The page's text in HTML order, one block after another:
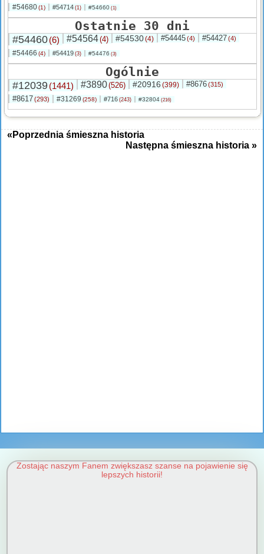
#54680(1) #54714 (1) #54660 (1)
Ostatnie 30 dni
#54460(6) #54564(4) #54530(4) #54445(4) #54427(4)
#54466 (4) #54419 (3) #54476 (3)
Ogólnie
#12039(1441) #3890(526) #20916 (399) #8676(315)
#8617(293) #31269 (258) #716 (243) #32804 (216)
«Poprzednia śmieszna historia
Następna śmieszna historia »
Zostając naszym Fanem zwiększasz szanse na pojawienie się
lepszych historii!